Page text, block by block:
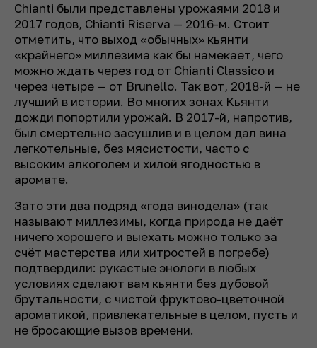
Chianti были представлены урожаями 2018 и
2017 годов, Chianti Riserva — 2016-м. Стоит
отметить, что выход «обычных» кьянти
«крайнего» миллезима как бы намекает, чего
можно ждать через год от Chianti Classico и
через четыре — от Brunello. Так вот, 2018-й — не
лучший в истории. Во многих зонах Кьянти
дожди попортили урожай. В 2017-й, напротив,
был смертельно засушлив и в целом дал вина
легкотельные, без мясистости, часто с
высоким алкоголем и хилой ягодностью в
аромате.
Зато эти два подряд «года винодела» (так
называют миллезимы, когда природа не даёт
ничего хорошего и выехать можно только за
счёт мастерства или хитростей в погребе)
подтвердили: рукастые энологи в любых
условиях сделают вам кьянти без дубовой
брутальности, с чистой фруктово-цветочной
ароматикой, привлекательные в целом, пусть и
не бросающие вызов времени.